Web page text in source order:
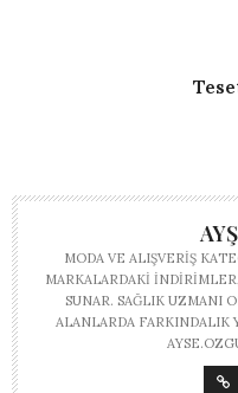
MODA VE ALIŞVERIŞ
MARKALARDAKI
SUNAR. SAĞLIK UZMANI
ALANLARDA FARKINDALIK